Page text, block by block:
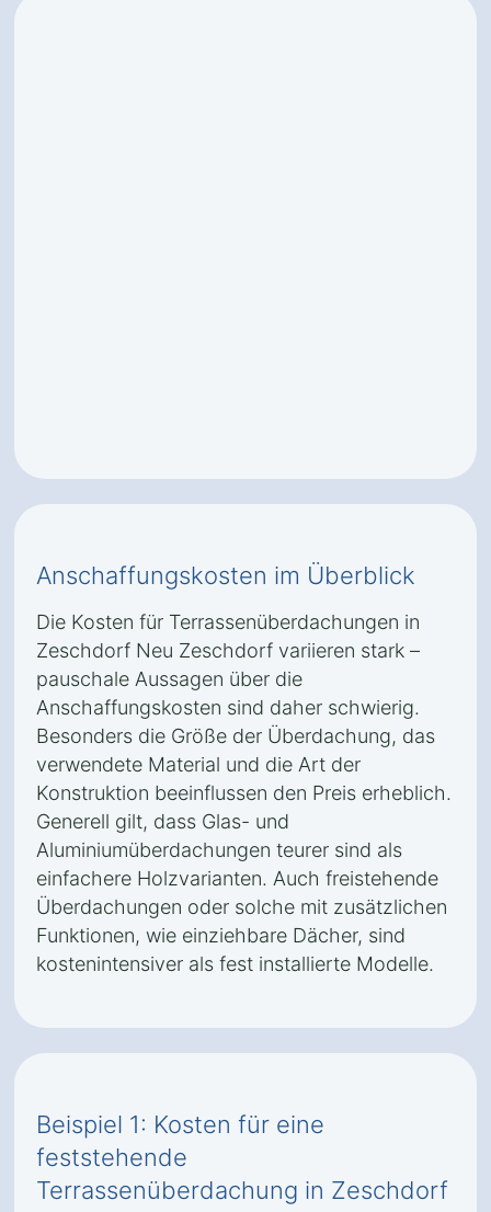
Anschaffungskosten im Überblick
Die Kosten für Terrassenüberdachungen in
Zeschdorf Neu Zeschdorf variieren stark –
pauschale Aussagen über die
Anschaffungskosten sind daher schwierig.
Besonders die Größe der Überdachung, das
verwendete Material und die Art der
Konstruktion beeinflussen den Preis erheblich.
Generell gilt, dass Glas- und
Aluminiumüberdachungen teurer sind als
einfachere Holzvarianten. Auch freistehende
Überdachungen oder solche mit zusätzlichen
Funktionen, wie einziehbare Dächer, sind
kostenintensiver als fest installierte Modelle.
Beispiel 1: Kosten für eine
feststehende
Terrassenüberdachung in Zeschdorf